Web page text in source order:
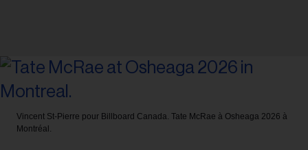
Vincent St-Pierre pour Billboard Canada. Tate McRae à Osheaga 2026 à
Montréal.